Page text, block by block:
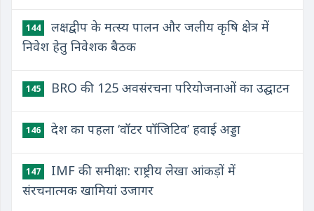
144
लक्षद्वीप के मत्स्य पालन और जलीय कृषि क्षेत्र में
निवेश हेतु निवेशक बैठक
145 BRO की 125 अवसंरचना परियोजनाओं का उद्घाटन
146 देश का पहला ‘वॉटर पॉजिटिव’ हवाई अड्डा
147
IMF की समीक्षा: राष्ट्रीय लेखा आंकड़ों में
संरचनात्मक खामियां उजागर